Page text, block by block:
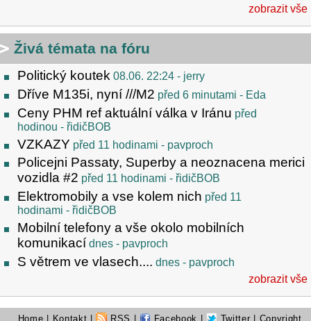
zobrazit vše
Živá témata na fóru
Politický koutek 08.06. 22:24 - jerry
Dříve M135i, nyní ///M2 před 6 minutami - Eda
Ceny PHM ref aktuální válka v Iránu před
hodinou - řidičBOB
VZKAZY před 11 hodinami - pavproch
Policejni Passaty, Superby a neoznacena merici
vozidla #2 před 11 hodinami - řidičBOB
Elektromobily a vse kolem nich před 11
hodinami - řidičBOB
Mobilní telefony a vše okolo mobilních
komunikací dnes - pavproch
S větrem ve vlasech.... dnes - pavproch
zobrazit vše
Home | Kontakt | RSS | Facebook | Twitter | Copyright